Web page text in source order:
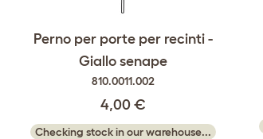
Perno per porte per recinti -
Giallo senape
810.0011.002
4,00 €
Checking stock in our warehouse...